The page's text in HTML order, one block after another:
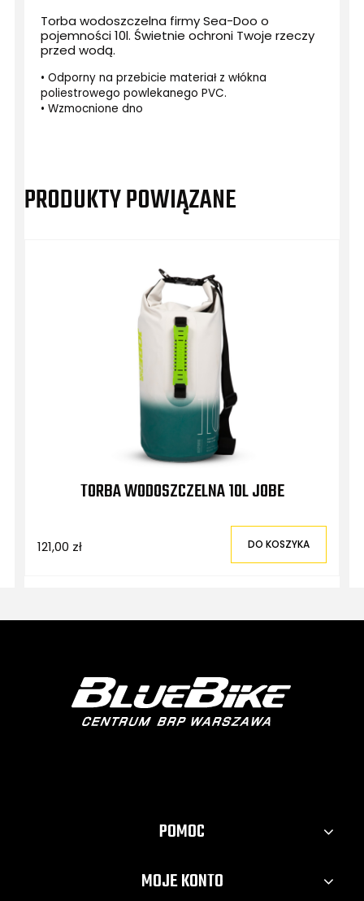
Torba wodoszczelna firmy Sea-Doo o
pojemności 10l. Świetnie ochroni Twoje rzeczy
przed wodą.
• Odporny na przebicie materiał z włókna
poliestrowego powlekanego PVC.
• Wzmocnione dno
PRODUKTY POWIĄZANE
TORBA WODOSZCZELNA 10L JOBE
121,00 zł DO KOSZYKA
POMOC
MOJE KONTO